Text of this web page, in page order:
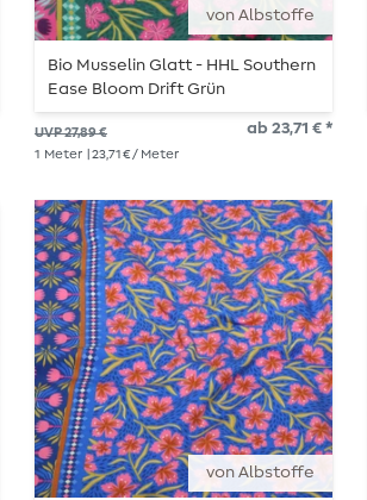
von Albstoffe
Bio Musselin Glatt - HHL Southern
Ease Bloom Drift Grün
UVP 27,89 € ab 23,71 € *
1 Meter | 23,71 € / Meter
von Albstoffe